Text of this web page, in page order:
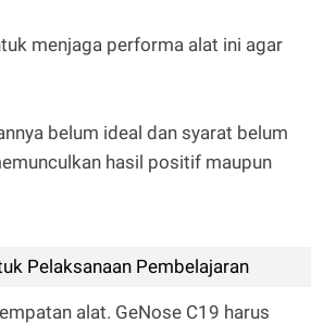
menjaga performa alat ini agar
belum ideal dan syarat belum
hasil positif maupun
Pelaksanaan Pembelajaran
alat. GeNose C19 harus